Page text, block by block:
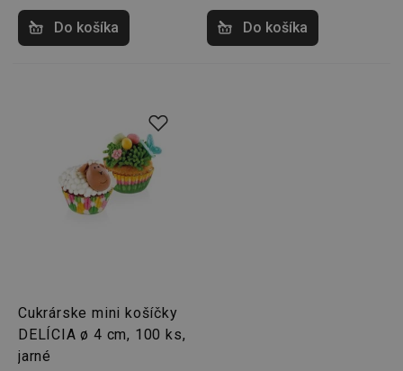
Do košíka Do košíka
Cukrárske mini košíčky
DELÍCIA ø 4 cm, 100 ks,
jarné